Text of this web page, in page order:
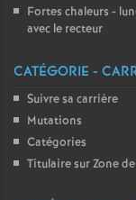
Fortes chaleurs -
avec le recteur
CATÉGORIE -
Suivre sa carrière
Mutations
Catégories
Titulaire sur Zone